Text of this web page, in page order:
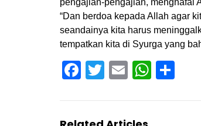
“Dan berdoa kepada Allah agar
seandainya kita harus
tempatkan kita di Syurga yang
Facebook
TwitterEmail